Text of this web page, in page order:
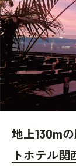
地上130m
トホテル関